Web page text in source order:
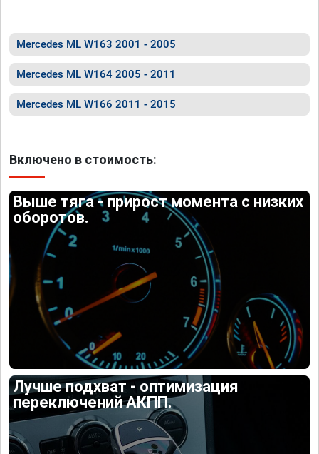
Mercedes ML W163 2001 - 2005
Mercedes ML W164 2005 - 2011
Mercedes ML W166 2011 - 2015
Включено в стоимость:
Выше тяга - прирост момента с низких
оборотов.
Лучше подхват - оптимизация
переключений АКПП.